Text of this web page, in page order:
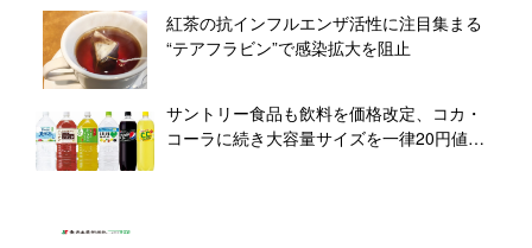
紅茶の抗インフルエンザ活性に注目集まる
“テアフラビン”で感染拡大を阻止
サントリー食品も飲料を価格改定、コカ・
コーラに続き大容量サイズを一律20円値上